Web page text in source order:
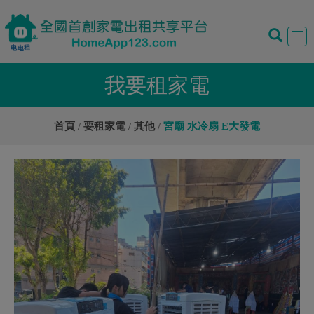
我要租家電
首頁 要租家電 其他 宮廟 水冷扇 E大發電